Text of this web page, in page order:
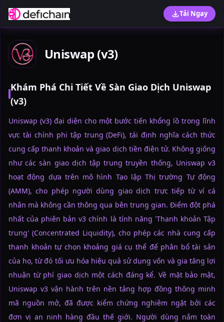
Tải Ngay
Uniswap (v3)
Khám Phá Chi Tiết Về Sàn Giao Dịch Uniswap
(v3)
Uniswap (v3) đại diện cho một bước tiến khổng lồ trong lĩnh
vực tài chính phi tập trung (DeFi), tái định nghĩa cách thức
cung cấp thanh khoản và giao dịch tiền điện tử. Không giống
như các sàn giao dịch tập trung truyền thống, Uniswap v3
hoạt động dựa trên mô hình Tạo lập Thị trường Tự động
(AMM), cho phép người dùng giao dịch trực tiếp từ ví cá
nhân mà không cần thông qua bên trung gian. Điểm đột phá
nhất của phiên bản v3 chính là tính năng 'Thanh khoản Tập
trung' (Concentrated Liquidity), cho phép các nhà cung cấp
thanh khoản tự chọn khoảng giá cụ thể để phân bổ tài sản
của họ, từ đó tối ưu hóa hiệu quả sử dụng vốn và gia tăng lợi
nhuận từ phí giao dịch một cách đáng kể. Về mặt bảo mật,
Uniswap v3 vận hành trên nền tảng hợp đồng thông minh
mã nguồn mở, đã được kiểm chứng nghiêm ngặt bởi các
đơn vị an ninh hàng đầu thế giới. Người dùng nắm toàn